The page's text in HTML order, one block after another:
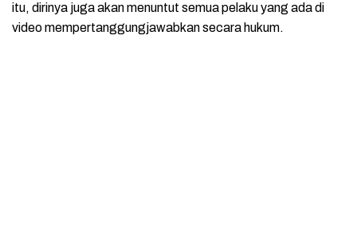
itu, dirinya juga akan menuntut semua pelaku yang ada di
video mempertanggungjawabkan secara hukum.